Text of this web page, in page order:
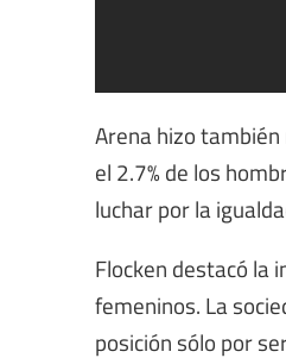
Arena hizo
el 2.7% de los
luchar por la
Flocken destacó la
femeninos. La
posición sólo por